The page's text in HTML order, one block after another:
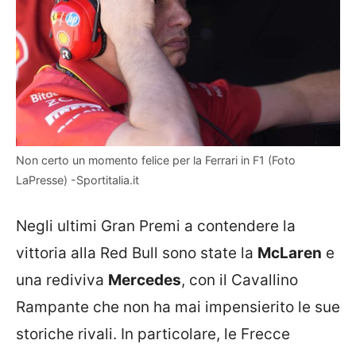
Non certo un momento felice per la Ferrari in F1 (Foto
LaPresse) -Sportitalia.it
Negli ultimi Gran Premi a contendere la
vittoria alla Red Bull sono state la McLaren e
una rediviva Mercedes, con il Cavallino
Rampante che non ha mai impensierito le sue
storiche rivali. In particolare, le Frecce